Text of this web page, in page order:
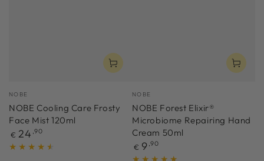
Verkäufer/in:
NOBE
NOBE Cooling Care Frosty
Face Mist 120ml
Regulärer
Preis
€ 24 ,90
Verkäufer/in:
NOBE
NOBE Forest Elixir®
Microbiome Repairing Hand
Cream 50ml
Regulärer
Preis
€ 9 ,90